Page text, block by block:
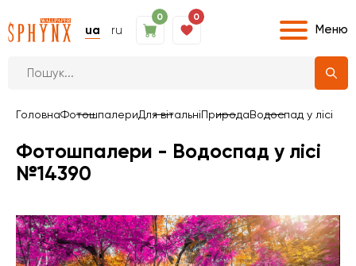
ua ru
0 0
Меню
ГоловнаФотошпалериДля вітальніПриродаВодоспад у лісі
Фотошпалери - Водоспад у лісі
№14390